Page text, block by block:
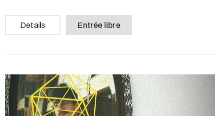
Details Entrée libre